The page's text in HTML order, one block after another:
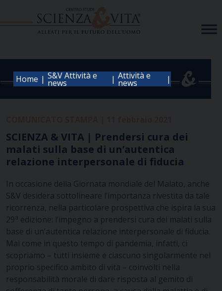
Home | S&V Attività e
news | Attività e
news |
SCIENZA & VITA | Prendersi cura dei
malati sulla base di un’autentica
relazione interpersonale di fiducia
In occasione della Giornata mondiale del Malato, anche
S&V desidera sottolineare l’importanza rivestita da tale
ricorrenza, nella particolare prospettiva che ispira la sua
29a edizione: l’impegno a prendersi cura dei malati sulla
base di un’autentica relazione interpersonale di fiducia.
Mai come in questo tempo di pandemia, infatti, ci
scopriamo – tutti insieme e ciascuno singolarmente nel
proprio specifico ambito di vita – coinvolti nella
responsabilità morale di dare risposta al gemito di